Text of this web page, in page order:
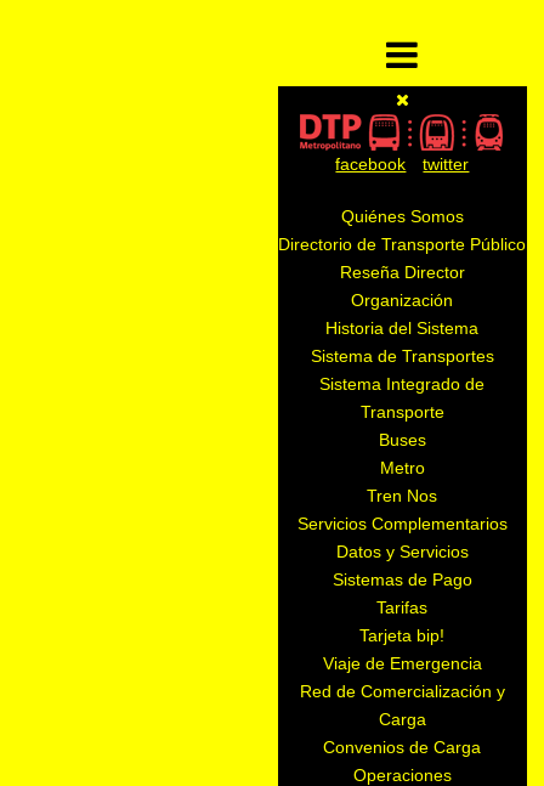
facebook twitter
Quiénes Somos
Directorio de Transporte Público
Reseña Director
Organización
Historia del Sistema
Sistema de Transportes
Sistema Integrado de
Transporte
Buses
Metro
Tren Nos
Servicios Complementarios
Datos y Servicios
Sistemas de Pago
Tarifas
Tarjeta bip!
Viaje de Emergencia
Red de Comercialización y
Carga
Convenios de Carga
Operaciones